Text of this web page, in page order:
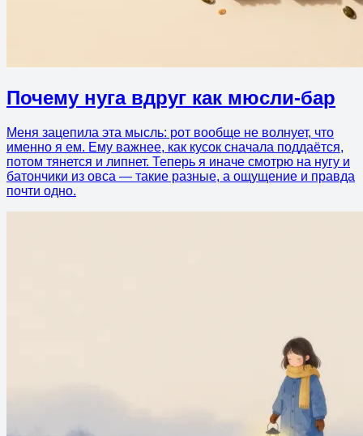
Почему нуга вдруг как мюсли-бар
Меня зацепила эта мысль: рот вообще не волнует, что
именно я ем. Ему важнее, как кусок сначала поддаётся,
потом тянется и липнет. Теперь я иначе смотрю на нугу и
батончики из овса — такие разные, а ощущение и правда
почти одно.